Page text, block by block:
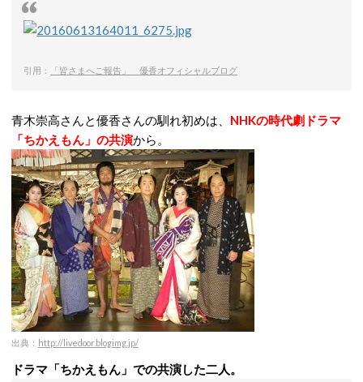
引用： 「皆さまへご報告」 優香オフィシャルブログ
青木崇高さんと優香さんの馴れ初めは、 NHKの時代劇ドラマ
「ちかえもん」の共演から。
出典： http://livedoor.blogimg.jp/
ドラマ「ちかえもん」での共演した二人。